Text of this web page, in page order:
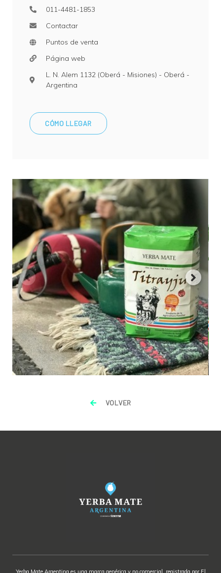
011-4481-1853
Contactar
Puntos de venta
Página web
L. N. Alem 1132 (Oberá - Misiones) - Oberá -
Argentina
CÓMO LLEGAR
VOLVER